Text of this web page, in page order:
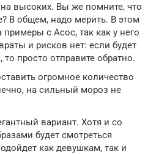
на высоких. Вы же помните, что
В общем, надо мерить. В этом
с Асос, так как у него
и рисков нет: если будет
то просто отправите обратно.
огромное количество
на сильный мороз не
вариант. Хотя и со
будет смотреться
как девушкам, так и